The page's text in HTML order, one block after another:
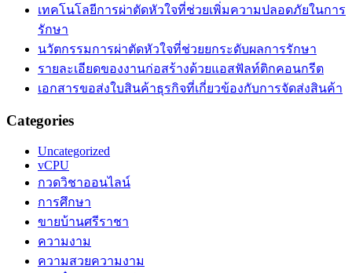
เทคโนโลยีการผ่าตัดหัวใจที่ช่วยเพิ่มความปลอดภัยในการ
รักษา
นวัตกรรมการผ่าตัดหัวใจที่ช่วยยกระดับผลการรักษา
รายละเอียดของงานก่อสร้างด้วยแอสฟัลท์ติกคอนกรีต
เอกสารขอส่งใบสินค้าธุรกิจที่เกี่ยวข้องกับการจัดส่งสินค้า
Categories
Uncategorized
vCPU
กวดวิชาออนไลน์
การศึกษา
ขายบ้านศรีราชา
ความงาม
ความสวยความงาม